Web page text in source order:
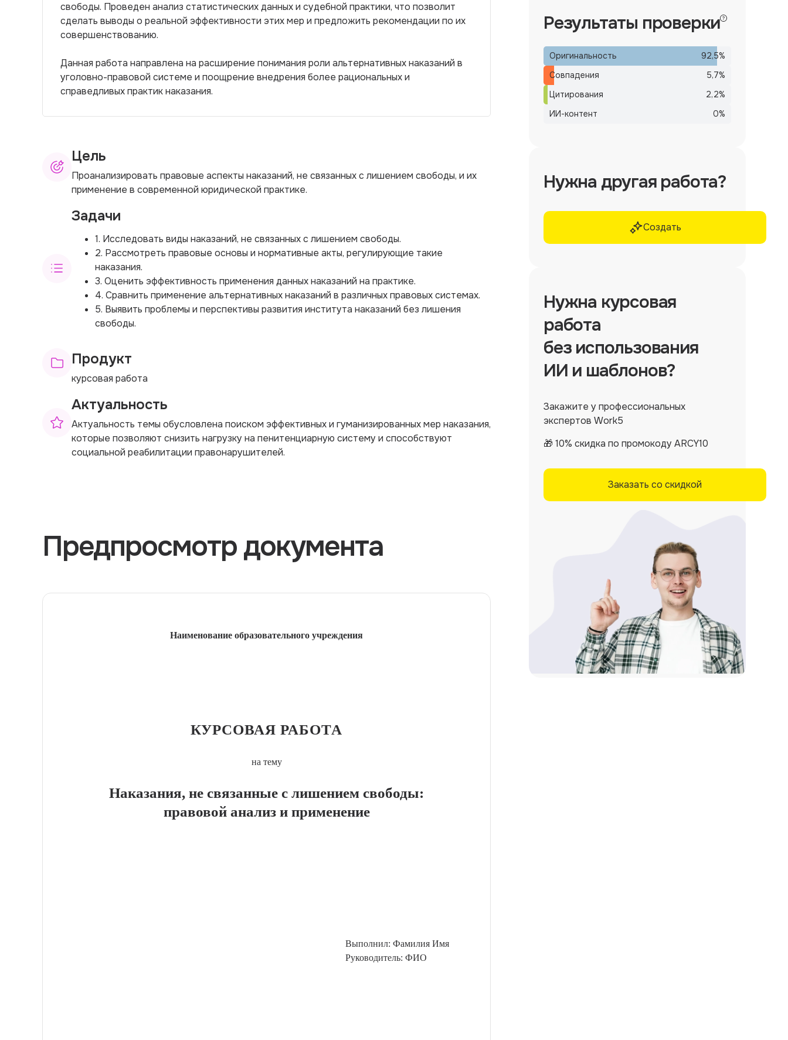
свободы. Проведен анализ статистических данных и судебной практики, что позволит
сделать выводы о реальной эффективности этих мер и предложить рекомендации по их
совершенствованию.
Данная работа направлена на расширение понимания роли альтернативных наказаний в
уголовно-правовой системе и поощрение внедрения более рациональных и
справедливых практик наказания.
Цель
Проанализировать правовые аспекты наказаний, не связанных с лишением свободы, и их
применение в современной юридической практике.
Задачи
1. Исследовать виды наказаний, не связанных с лишением свободы.
2. Рассмотреть правовые основы и нормативные акты, регулирующие такие
наказания.
3. Оценить эффективность применения данных наказаний на практике.
4. Сравнить применение альтернативных наказаний в различных правовых системах.
5. Выявить проблемы и перспективы развития института наказаний без лишения
свободы.
Продукт
курсовая работа
Актуальность
Актуальность темы обусловлена поиском эффективных и гуманизированных мер наказания,
которые позволяют снизить нагрузку на пенитенциарную систему и способствуют
социальной реабилитации правонарушителей.
Предпросмотр документа
Наименование образовательного учреждения
КУРСОВАЯ РАБОТА
на тему
Наказания, не связанные с лишением свободы:
правовой анализ и применение
Выполнил: Фамилия Имя
Руководитель: ФИО
Результаты проверки
Оригинальность 92,5%
Совпадения
5,7%
Цитирования
2,2%
ИИ-контент
0%
Нужна другая работа?
Создать
Нужна курсовая
работа
без использования
ИИ и шаблонов?
Закажите у профессиональных
экспертов Work5
🎁 10% скидка по промокоду ARCY10
Заказать со скидкой